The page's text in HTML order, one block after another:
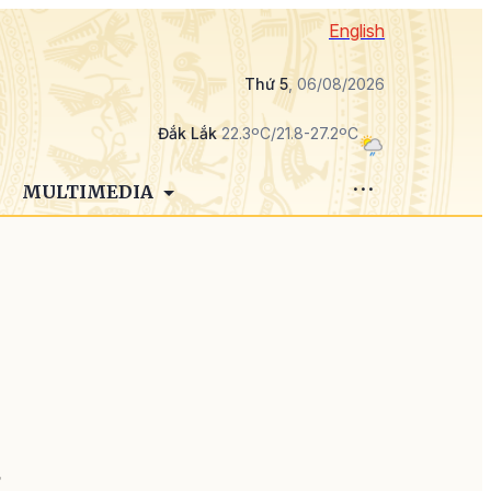
English
Thứ 5, 06/08/2026
Đắk Lắk22.3ºC/21.8-27.2ºC
MULTIMEDIA